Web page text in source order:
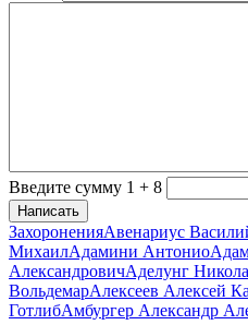
Введите сумму 1 + 8
Написать
ЗахороненияАвенариус
МихаилАдамини Антонио
АлександровичАделунг
ВольдемарАлексеев Алексей
ГотлибАмбургер Александр